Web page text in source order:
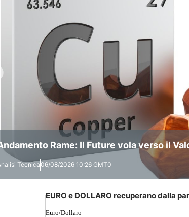
Rame: Il Future vola verso il
Tecnica06/08/2026 10:26 GMT0
Bitcoin/Usd: Estate Laterale e
Tecnica06/08/2026 09:46 GMT0
Petrolio e Mercati: Nuovo Calo del Prezzo
Azionari
Tecnica05/08/2026 11:48 GMT0
EURO e DOLLARO recuperano dalla
Euro/Dollaro